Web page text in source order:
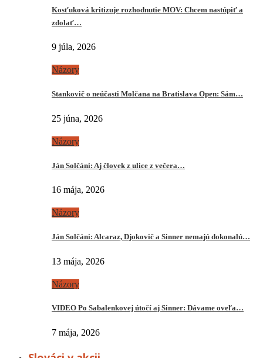
Kosťuková kritizuje rozhodnutie MOV: Chcem nastúpiť a
zdolať…
9 júla, 2026
Názory
Stankovič o neúčasti Molčana na Bratislava Open: Sám…
25 júna, 2026
Názory
Ján Solčáni: Aj človek z ulice z večera…
16 mája, 2026
Názory
Ján Solčáni: Alcaraz, Djokovič a Sinner nemajú dokonalú…
13 mája, 2026
Názory
VIDEO Po Sabalenkovej útočí aj Sinner: Dávame oveľa…
7 mája, 2026